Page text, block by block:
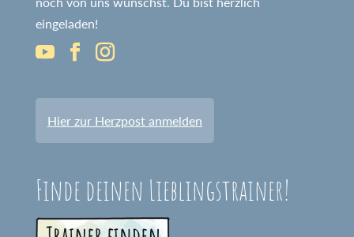
eingeladen!
Hier zur Herzpost anmelden
Finde deinen Lieblingstrainer!